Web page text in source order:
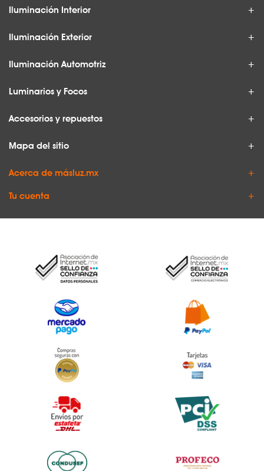
Iluminación Interior
Iluminación Exterior
Iluminación Automotriz
Luminarios y Focos
Accesorios y repuestos
Mapa del sitio
Acerca de másluz.mx
Tu cuenta